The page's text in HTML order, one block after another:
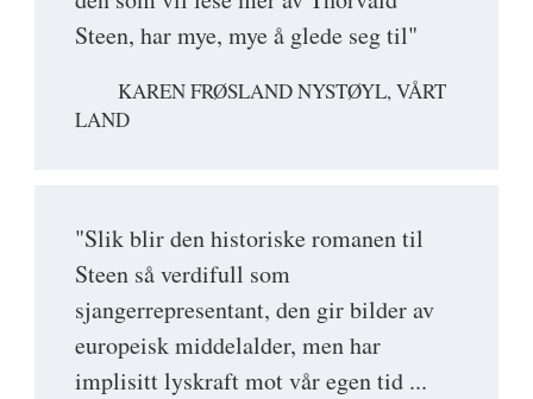
Steen, har mye, mye å glede seg til"
KAREN FRØSLAND NYSTØYL, VÅRT
LAND
"Slik blir den historiske romanen til
Steen så verdifull som
sjangerrepresentant, den gir bilder av
europeisk middelalder, men har
implisitt lyskraft mot vår egen tid ...